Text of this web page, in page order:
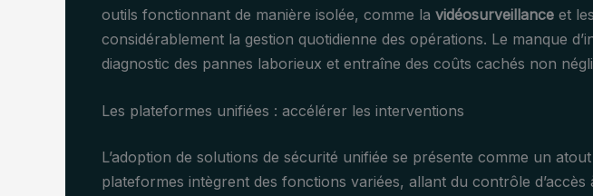
outils fonctionnant de manière isolée, comme la vidéosurveillance et
considérablement la gestion quotidienne des opérations. Le manque
diagnostic des pannes laborieux et entraîne des coûts cachés non
Les plateformes unifiées : accélérer les interventions
L’adoption de solutions de sécurité unifiée se présente comme un
plateformes intègrent des fonctions variées, allant du contrôle d’accès